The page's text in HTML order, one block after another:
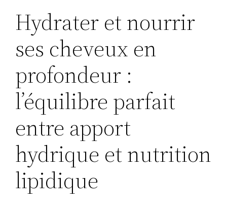
Hydrater et nourrir
ses cheveux en
profondeur :
l’équilibre parfait
entre apport
hydrique et nutrition
lipidique